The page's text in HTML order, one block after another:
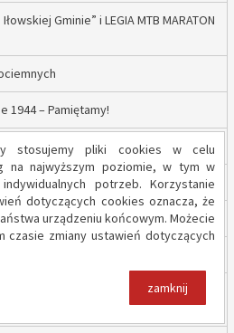
stosujemy pliki cookies w celu
na najwyższym poziomie, w tym w
potrzeb. Korzystanie
dotyczących cookies oznacza, że
urządzeniu końcowym. Możecie
czasie zmiany ustawień dotyczących
zamknij
Gminie” i LEGIA MTB MARATON
1944 – Pamiętamy!
Gminie Iłów
– prace rozpoczęte
Iłów
Ścieków w Iłowie – etap II”
o pieniądze od Harnasia. Zachęcamy